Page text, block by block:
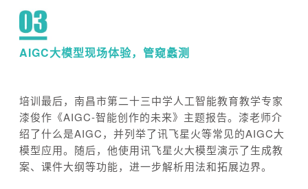
AIGC大模型现场体验，管窥蠡测
培训最后，南昌市第二十三中学人工智能教育教学专家
漆俊作《AIGC-智能创作的未来》主题报告。漆老师介
绍了什么是AIGC，并列举了讯飞星火等常见的AIGC大
模型应用。随后，他使用讯飞星火大模型演示了生成教
案、课件大纲等功能，进一步解析用法和拓展边界。